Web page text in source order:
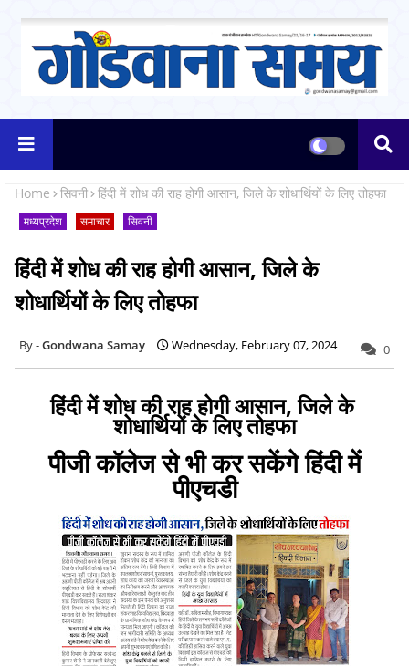
Home सिवनी हिंदी में शोध की राह होगी आसान, जिले के शोधार्थियों के लिए तोहफा
मध्यप्रदेश समाचार सिवनी
हिंदी में शोध की राह होगी आसान, जिले के
शोधार्थियों के लिए तोहफा
Gondwana Samay Wednesday, February 07, 2024 0
हिंदी में शोध की राह होगी आसान, जिले के
शोधार्थियों के लिए तोहफा
पीजी कॉलेज से भी कर सकेंगे हिंदी में
पीएचडी